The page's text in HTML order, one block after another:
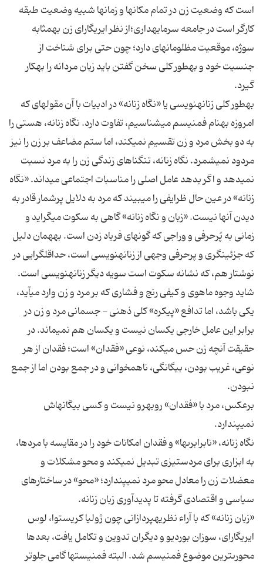
است كه وضعیت زن در تمام مكان‏ها و زمان‏ها شبیه وضعیت طبقه
كارگر است در جامعه سرمایه‏دارى؛از نظر ایریگاراى زن به‏مثابه
سوژه، موقعیت مظلومانه‏اى دارد؛ چون حتى براى شناخت از
جنسیت خود و به‏طور كلى سخن گفتن باید زبان مردانه را به‏كار
به‏طور كلى زنانه‏نویسى یا «نگاه زنانه» در ادبیات با آن مقوله‏اى كه
امروزه به‏نام فمنیسم مى‏شناسیم، تفاوت دارد. نگاه زنانه، هستى را
به دو بخش مرد و زن تقسیم نمى‏كند، اما ستم مضاعف بر زن را نیز
مردود نمى‏شمرد. نگاه زنانه، تنگناهاى زندگى زن را به مرد نسبت
نمى‏دهد و اگر بدهد عامل اصلى را مناسبات اجتماعى مى‏داند. «نگاه
زنانه» در عین حال ظرایفى را مى‏بیند كه مرد به دلایل پرشمار قادر به
دیدن آنها نیست. «زبان و نگاه زنانه» گاهى به سكوت مى‏گراید و
زمانى به پُرحرفى و وراجى كه گونه‏اى فریاد زدن است. به‏همان دلیل
كه جزئى‏نگرى و پرحرفى وجهى از زنانه‏نویسى است، حداقل‏گرایى در
شاید وجوه ماهوى و كیفى رنج و فشارى كه بر مرد و زن وارد مى‏آید،
یكى باشد، اما تدافع «پیكره» كلى ذهنى - جسمانى مرد و زن در
برابر این عامل خارجى یكسان نیست و یكسان هم نمى‏ماند. در
حقیقت آن‏چه زن حس مى‏كند، نوعى «فقدان» است؛ فقدان از هر
نوعى، غریب بودن، بیگانگى، ناهمخوانى و در جمع بودن اما از جمع
برعكس، مرد با «فقدان» روبه‏رو نیست و كسى بیگانه‏اش
نگاه زنانه، «نابرابرى‏ها» و فقدان امكانات خود را در مقایسه با مردها،
به ابزارى براى مردستیزى تبدیل نمى‏كند و محو مشكلات و
معضلات زن را معادل محو مرد نمى‏پندارد؛ «محو» در ساختارهاى
«زبان زنانه» كه با آراء نظریه‏پردازانى چون ژولیا كریستوا، لوس
ایریگاراى، سوزان بوردیو و دیگران تدوین و تكامل یافت، بعدها
محورى‏ترین موضوع فمنیسم شد. البته فمنیست‏ها گامى جلوتر